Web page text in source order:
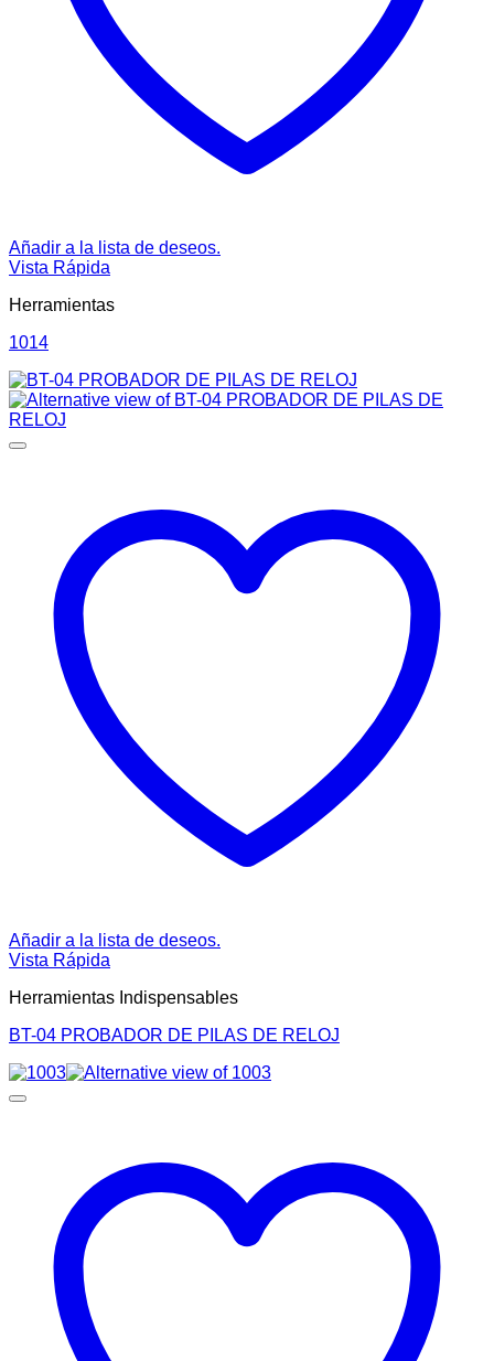
Añadir a la lista de deseos.
Vista Rápida
Herramientas
1014
Añadir a la lista de deseos.
Vista Rápida
Herramientas Indispensables
BT-04 PROBADOR DE PILAS DE RELOJ